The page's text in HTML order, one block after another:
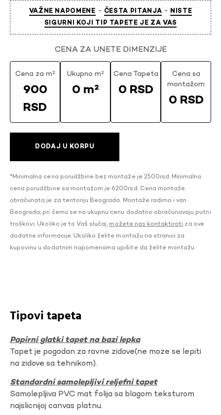
VAŽNE NAPOMENE - ČESTA PITANJA -
NISTE
SIGURNI KOJI TIP TAPETE JE ZA VAS
CENA ZA UNETE DIMENZIJE
Cena za m²
900
RSD
Ukupno m²
0 m²
Cena Tapeta
0 RSD
Cena sa
montažom
0 RSD
DODAJ U KORPU
*Minimalna cena porudžbine bez montaže je 2500rsd. Minimalna
cena porudžbine sa montažom je 6200rsd. Cena montaže
obračunata je za teritoriju Beograda. Montaže radimo i van
Beograda, pri čemu se na ukupnu cenu dodatno obračunavaju putni
troškovi. Ukoliko je to Vaš slučaj, možete nas kontaktirati za sve
dodatne informacije. Ukoliko želite montažu na stranici za
kupovinu u dodatnim napomenama upišite da želite montažu.
Tipovi tapeta
Papirni glatki tapet na bazi lepka
Tapet je pogodan za ravne zidove(ne moze se lepiti
na zidove sa tehnikom).
Standardni samolepljivi reljefni tapet
Samolepljiva PVC mat folija sa blagom teksturom
najslicnijoj canvas platnu.